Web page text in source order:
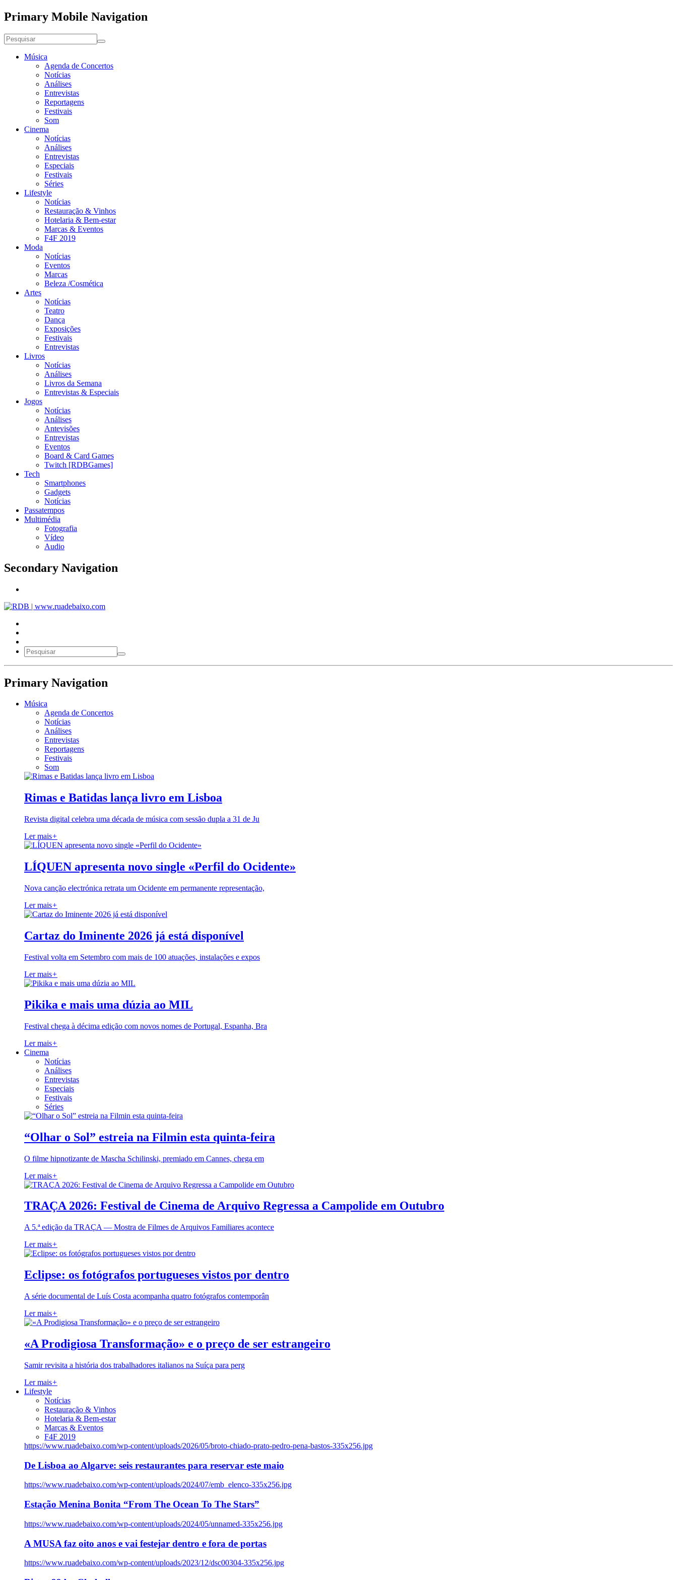
Primary Mobile Navigation
Música
Agenda de Concertos
Notícias
Análises
Entrevistas
Reportagens
Festivais
Som
Cinema
Notícias
Análises
Entrevistas
Especiais
Festivais
Séries
Lifestyle
Notícias
Restauração & Vinhos
Hotelaria & Bem-estar
Marcas & Eventos
F4F 2019
Moda
Notícias
Eventos
Marcas
Beleza /Cosmética
Artes
Notícias
Teatro
Dança
Exposições
Festivais
Entrevistas
Livros
Notícias
Análises
Livros da Semana
Entrevistas & Especiais
Jogos
Notícias
Análises
Antevisões
Entrevistas
Eventos
Board & Card Games
Twitch [RDBGames]
Tech
Smartphones
Gadgets
Notícias
Passatempos
Multimédia
Fotografia
Vídeo
Audio
Secondary Navigation
Primary Navigation
Música
Agenda de Concertos
Notícias
Análises
Entrevistas
Reportagens
Festivais
Som
Rimas e Batidas lança livro em Lisboa
Revista digital celebra uma década de música com sessão dupla a 31 de Ju
Ler mais+
LÍQUEN apresenta novo single «Perfil do Ocidente»
Nova canção electrónica retrata um Ocidente em permanente representação,
Ler mais+
Cartaz do Iminente 2026 já está disponível
Festival volta em Setembro com mais de 100 atuações, instalações e expos
Ler mais+
Pikika e mais uma dúzia ao MIL
Festival chega à décima edição com novos nomes de Portugal, Espanha, Bra
Ler mais+
Cinema
Notícias
Análises
Entrevistas
Especiais
Festivais
Séries
“Olhar o Sol” estreia na Filmin esta quinta-feira
O filme hipnotizante de Mascha Schilinski, premiado em Cannes, chega em
Ler mais+
TRAÇA 2026: Festival de Cinema de Arquivo Regressa a Campolide em Outubro
A 5.ª edição da TRAÇA — Mostra de Filmes de Arquivos Familiares acontece
Ler mais+
Eclipse: os fotógrafos portugueses vistos por dentro
A série documental de Luís Costa acompanha quatro fotógrafos contemporân
Ler mais+
«A Prodigiosa Transformação» e o preço de ser estrangeiro
Samir revisita a história dos trabalhadores italianos na Suíça para perg
Ler mais+
Lifestyle
Notícias
Restauração & Vinhos
Hotelaria & Bem-estar
Marcas & Eventos
F4F 2019
https://www.ruadebaixo.com/wp-content/uploads/2026/05/broto-chiado-prato-pedro-pena-bastos-335x256.jpg
De Lisboa ao Algarve: seis restaurantes para reservar este maio
https://www.ruadebaixo.com/wp-content/uploads/2024/07/emb_elenco-335x256.jpg
Estação Menina Bonita “From The Ocean To The Stars”
https://www.ruadebaixo.com/wp-content/uploads/2024/05/unnamed-335x256.jpg
A MUSA faz oito anos e vai festejar dentro e fora de portas
https://www.ruadebaixo.com/wp-content/uploads/2023/12/dsc00304-335x256.jpg